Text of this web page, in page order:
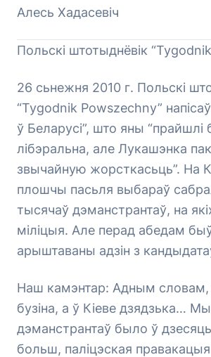
Алесь Хадасевіч
Польскі штотыднёвік
26 сьнежня 2010 г. Польскі
“Tygodnik Powszechny”
ў Беларусі”, што яны “прайшлі
лібэральна, але Лукашэнка
звычайную жорсткасьць”. На
плошчы пасьля выбараў
тысячаў дэманстрантаў, на
міліцыя. Але перад абедам быў
арыштаваны адзін з
Наш камэнтар: Адным словам,
бузіна, а ў Кіеве дзядзька…
дэманстрантаў было ў
больш, паліцэская правакацыя